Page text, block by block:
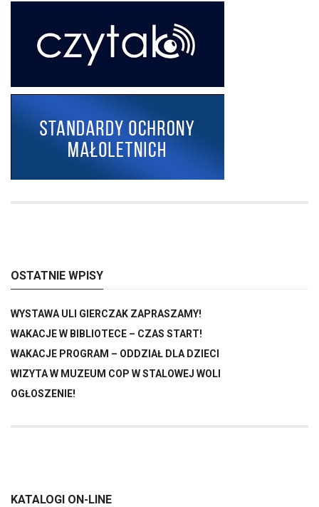
OSTATNIE WPISY
WYSTAWA ULI GIERCZAK ZAPRASZAMY!
WAKACJE W BIBLIOTECE – CZAS START!
WAKACJE PROGRAM – ODDZIAŁ DLA DZIECI
WIZYTA W MUZEUM COP W STALOWEJ WOLI
OGŁOSZENIE!
KATALOGI ON-LINE